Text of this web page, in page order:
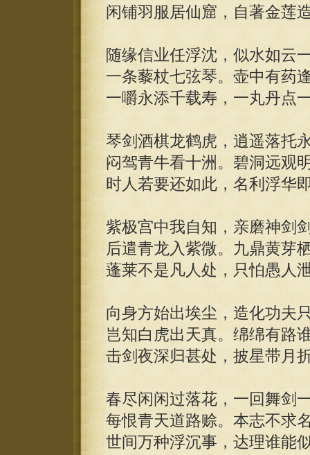
闲铺羽服居仙窟，自著金莲
随缘信业任浮沈，似水如云
一条藜杖七弦琴。壶中有药
一嚼永添千载寿，一丸丹点
琴剑酒棋龙鹤虎，逍遥落托
闷驾青牛看十洲。碧洞远观
时人若要还如此，名利浮华
紫极宫中我自知，亲磨神剑
后遣青龙入紫微。九鼎黄芽
蓬莱不是凡人处，只怕愚人
向身方始出埃尘，造化功夫
岂知白虎出天真。绵绵有路
击剑夜深归甚处，披星带月
春尽闲闲过落花，一回舞剑
每恨青天道路赊。本志不求
世间万种浮沉事，达理谁能